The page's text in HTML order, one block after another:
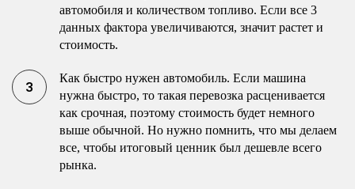
автомобиля и количеством топливо. Если все 3
данных фактора увеличиваются, значит растет и
стоимость.
Как быстро нужен автомобиль. Если машина
нужна быстро, то такая перевозка расценивается
как срочная, поэтому стоимость будет немного
выше обычной. Но нужно помнить, что мы делаем
все, чтобы итоговый ценник был дешевле всего
рынка.